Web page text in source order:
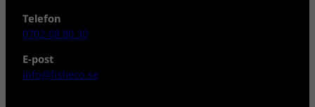
Telefon
0702-08 80 30
E-post
info@fisheco.se